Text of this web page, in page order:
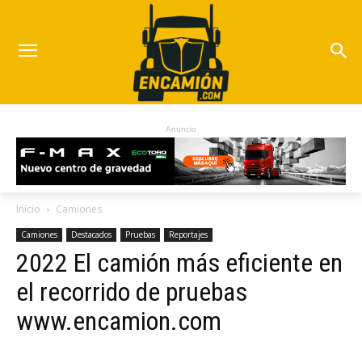
Anuncio
Inicio Camiones
Camiones Destacados Pruebas Reportajes
2022 El camión más eficiente en
el recorrido de pruebas
www.encamion.com